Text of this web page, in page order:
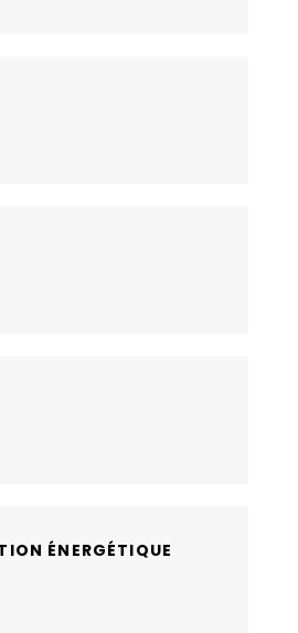
ÉNERGÉTIQUE